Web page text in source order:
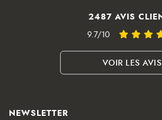
2487 AVIS
9.7/10
VOIR LES AVIS
NEWSLETTER